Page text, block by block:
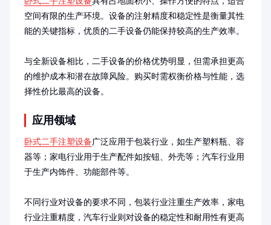
空间有限的生产环境。设备的注射精度和稳定性是衡量其性
能的关键指标，优质的二手设备仍能保持较高的生产效率。
与全新设备相比，二手设备的价格优势明显，但需承担更高
的维护成本和潜在故障风险。购买时需权衡价格与性能，选
择性价比最高的设备。
应用领域
卧式二手注塑设备广泛应用于包装行业，如生产塑料瓶、容
器等；家电行业用于生产配件如按钮、外壳等；汽车行业用
于生产内饰件、功能部件等。
不同行业对设备的要求不同，包装行业注重生产效率，家电
行业注重精度，汽车行业则对设备的稳定性和耐用性有更高